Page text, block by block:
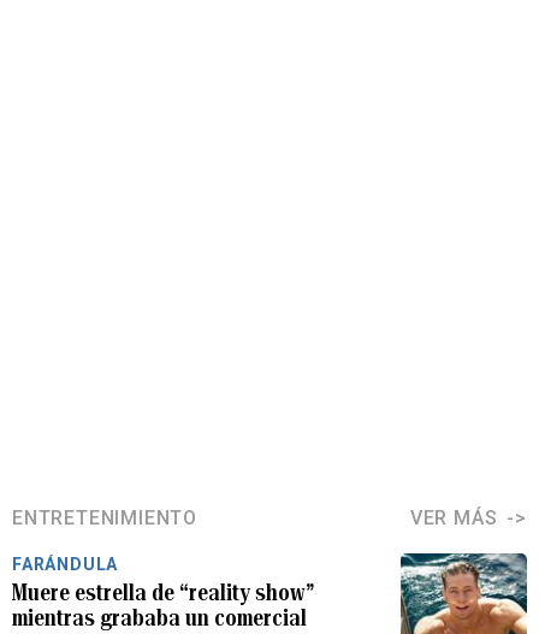
ENTRETENIMIENTO VER MÁS
FARÁNDULA
Muere estrella de “reality show”
mientras grababa un comercial